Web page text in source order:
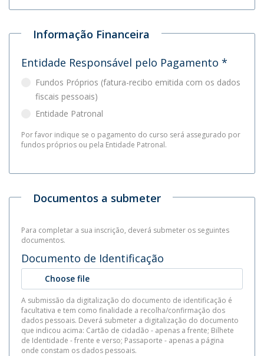
Informação Financeira
Entidade Responsável pelo Pagamento *
Fundos Próprios (fatura-recibo emitida com os dados
fiscais pessoais)
Entidade Patronal
Por favor indique se o pagamento do curso será assegurado por
fundos próprios ou pela Entidade Patronal.
Documentos a submeter
Para completar a sua inscrição, deverá submeter os seguintes
documentos.
Documento de Identificação
Choose file
A submissão da digitalização do documento de identificação é
facultativa e tem como finalidade a recolha/confirmação dos
dados pessoais. Deverá submeter a digitalização do documento
que indicou acima: Cartão de cidadão - apenas a frente; Bilhete
de Identidade - frente e verso; Passaporte - apenas a página
onde constam os dados pessoais.